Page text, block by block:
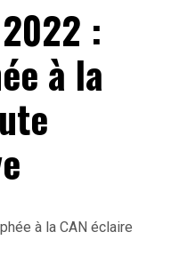
:
à la